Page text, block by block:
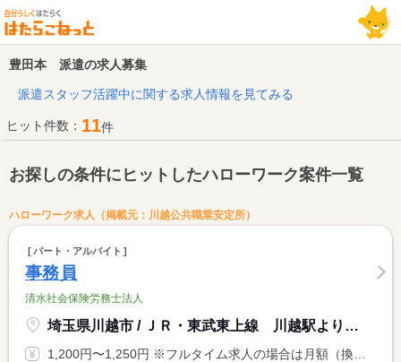
豊田本 派遣の求人募集
派遣スタッフ活躍中に関する求人情報を見てみる
ヒット件数： 11件
お探しの条件にヒットしたハローワーク案件一覧
ハローワーク求人（掲載元：川越公共職業安定所）
パート・アルバイト
事務員
清水社会保険労務士法人
埼玉県川越市 / ＪＲ・東武東上線 川越駅より西武バス「豊田本」徒歩３分
1,200円〜1,250円 ※フルタイム求人の場合は月額（換算額）、パート求人の場合は時間額を表示しています。